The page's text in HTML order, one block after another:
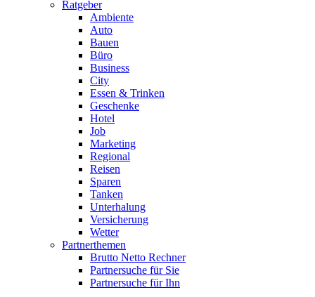
Ratgeber
Ambiente
Auto
Bauen
Büro
Business
City
Essen & Trinken
Geschenke
Hotel
Job
Marketing
Regional
Reisen
Sparen
Tanken
Unterhalung
Versicherung
Wetter
Partnerthemen
Brutto Netto Rechner
Partnersuche für Sie
Partnersuche für Ihn